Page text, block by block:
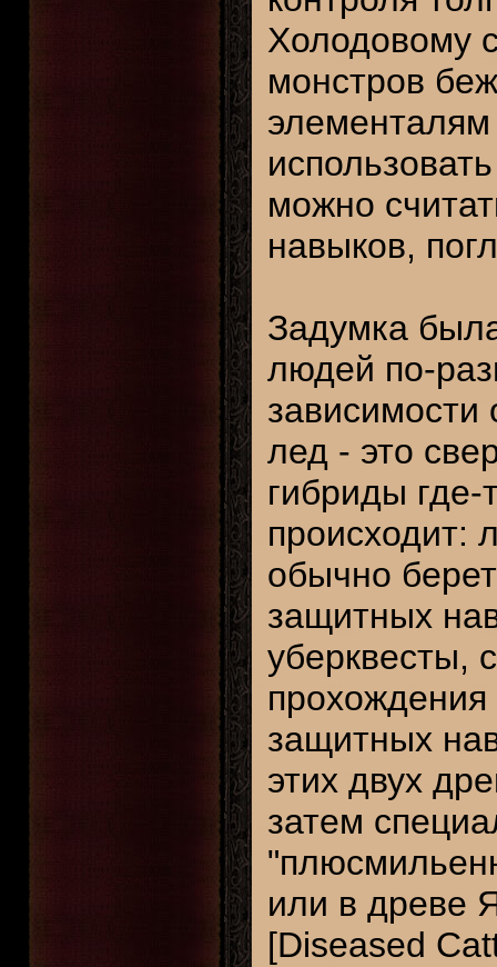
Холодовому
монстров
можно
навыков,
Задумка
людей по-
зависимости
лед - это
гибриды где-
происходит:
обычно
защитных
уберквесты,
прохождения
защитных
этих двух
затем
или в древе
[Diseased